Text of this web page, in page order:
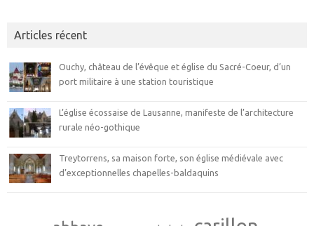
Articles récent
Ouchy, château de l’évêque et église du Sacré-Coeur, d’un
port militaire à une station touristique
L’église écossaise de Lausanne, manifeste de l’architecture
rurale néo-gothique
Treytorrens, sa maison forte, son église médiévale avec
d’exceptionnelles chapelles-baldaquins